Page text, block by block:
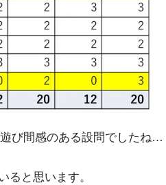
び間感のある設問でしたね…
ると思います。